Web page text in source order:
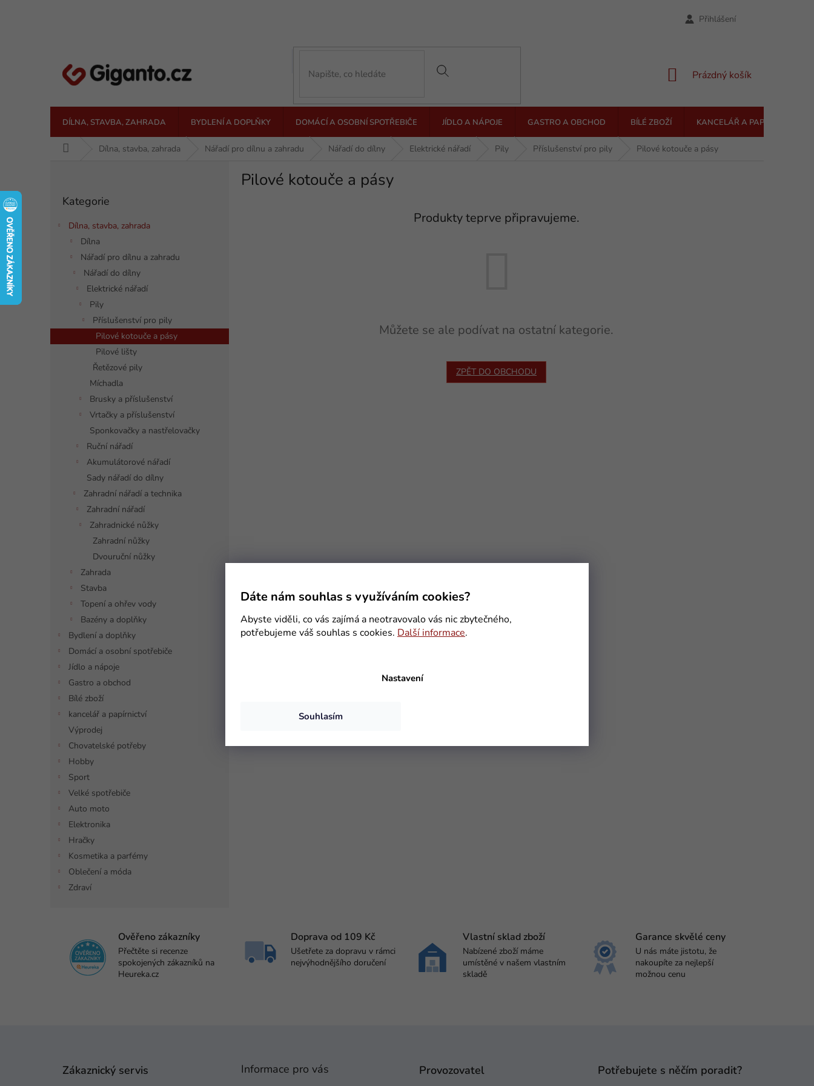
Dáte nám souhlas s využíváním cookies?
Abyste viděli, co vás zajímá a neotravovalo vás nic zbytečného,
potřebujeme váš souhlas s cookies. Další informace.
Nastavení
Souhlasím
Přihlášení
NÁKUPNÍ
Prázdný košík
DÍLNA, STAVBA, ZAHRADA BYDLENÍ A DOPLŇKY DOMÁCÍ A OSOBNÍ SPOTŘEBIČE JÍDLO A NÁPOJE GASTRO A OBCHOD BÍLÉ ZBOŽÍ KANCELÁŘ A PAPÍRNICTVÍ
Dílna, stavba, zahrada Nářadí pro dílnu a zahradu Nářadí do dílny Elektrické nářadí Pily Příslušenství pro pily Pilové kotouče a pásy
e
l
kategorie
Kategorie
Dílna, stavba, zahrada
Dílna
Nářadí pro dílnu a zahradu
Nářadí do dílny
Elektrické nářadí
Pily
Příslušenství pro pily
Pilové kotouče a pásy
Pilové lišty
Řetězové pily
Míchadla
Brusky a příslušenství
Vrtačky a příslušenství
Sponkovačky a nastřelovačky
Ruční nářadí
Akumulátorové nářadí
Sady nářadí do dílny
Zahradní nářadí a technika
Zahradní nářadí
Zahradnické nůžky
Zahradní nůžky
Dvouruční nůžky
Zahrada
Stavba
Topení a ohřev vody
Bazény a doplňky
Bydlení a doplňky
Domácí a osobní spotřebiče
Jídlo a nápoje
Gastro a obchod
Bílé zboží
kancelář a papírnictví
Výprodej
Chovatelské potřeby
Hobby
Sport
Velké spotřebiče
Auto moto
Elektronika
Hračky
Kosmetika a parfémy
Oblečení a móda
Zdraví
Pilové kotouče a pásy
Produkty teprve připravujeme.
Můžete se ale podívat na ostatní kategorie.
ZPĚT DO OBCHODU
Ověřeno zákazníky
Přečtěte si recenze
spokojených zákazníků na
Heureka.cz
Doprava od 109 Kč
Ušetřete za dopravu v rámci
nejvýhodnějšího doručení
Vlastní sklad zboží
Nabízené zboží máme
umístěné v našem vlastním
skladě
Garance skvělé ceny
U nás máte jistotu, že
nakoupíte za nejlepší
možnou cenu
Zákaznický servis Informace pro vás Provozovatel Potřebujete s něčím poradit?